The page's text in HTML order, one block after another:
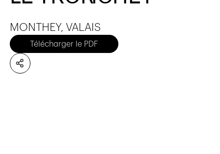
MONTHEY, VALAIS
Télécharger le PDF